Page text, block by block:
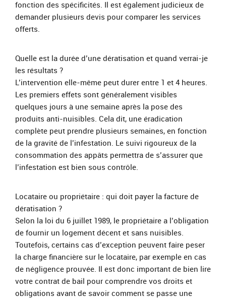
fonction des spécificités. Il est également judicieux de
demander plusieurs devis pour comparer les services
offerts.
Quelle est la durée d’une dératisation et quand verrai-je
les résultats ?
L’intervention elle-même peut durer entre 1 et 4 heures.
Les premiers effets sont généralement visibles
quelques jours à une semaine après la pose des
produits anti-nuisibles. Cela dit, une éradication
complète peut prendre plusieurs semaines, en fonction
de la gravité de l’infestation. Le suivi rigoureux de la
consommation des appâts permettra de s’assurer que
l’infestation est bien sous contrôle.
Locataire ou propriétaire : qui doit payer la facture de
dératisation ?
Selon la loi du 6 juillet 1989, le propriétaire a l’obligation
de fournir un logement décent et sans nuisibles.
Toutefois, certains cas d’exception peuvent faire peser
la charge financière sur le locataire, par exemple en cas
de négligence prouvée. Il est donc important de bien lire
votre contrat de bail pour comprendre vos droits et
obligations avant de savoir comment se passe une